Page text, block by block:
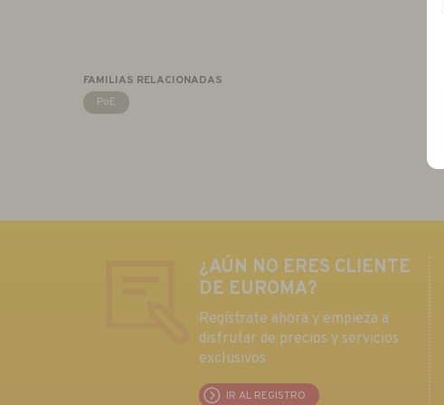
FAMILIAS RELACIONADAS
PoE
¿AÚN NO ERES CLIENTE
DE EUROMA?
Regístrate ahora y empieza a
disfrutar de precios y servicios
exclusivos
IR AL REGISTRO